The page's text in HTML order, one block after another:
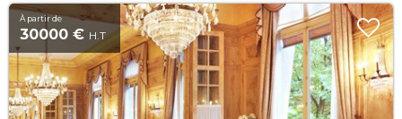
À partir de
30000 € H.T